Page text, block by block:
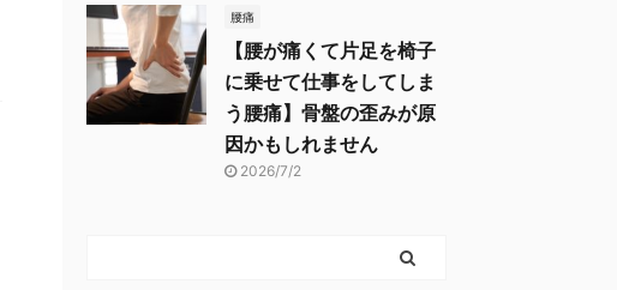
腰痛
【腰が痛くて片足を椅子
に乗せて仕事をしてしま
う腰痛】骨盤の歪みが原
因かもしれません
2026/7/2